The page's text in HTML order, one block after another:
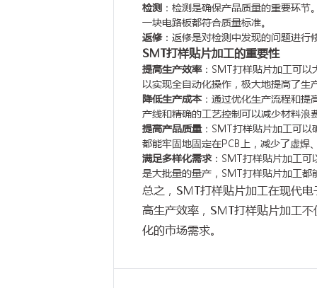
检测 ：检测是确保产品质量的重要环
一块电路板都符合质量标准。
返修：返修是对检测中发现的问题进行
SMT打样贴片加工的重要性
提高生产效率：SMT打样贴片加工可以
以实现全自动化操作，极大地提高了生
降低生产成本 ：通过优化生产流程和
产线和精确的工艺控制可以减少材料浪
提高产品质量：SMT打样贴片加工可以
都能牢固地固定在PCB上，减少了虚焊
满足多样化需求：SMT打样贴片加工可
是大批量的量产，SMT打样贴片加工
总之，SMT打样贴片加工在现代
高生产效率，SMT打样贴片加工
化的市场需求。